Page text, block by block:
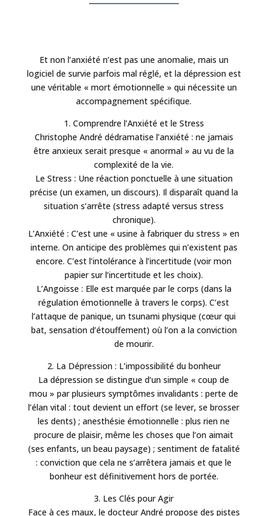
Et non l’anxiété n’est pas une anomalie, mais un
logiciel de survie parfois mal réglé, et la dépression est
une véritable « mort émotionnelle » qui nécessite un
accompagnement spécifique.
1. Comprendre l’Anxiété et le Stress
Christophe André dédramatise l’anxiété : ne jamais
être anxieux serait presque « anormal » au vu de la
complexité de la vie.
Le Stress : Une réaction ponctuelle à une situation
précise (un examen, un discours). Il disparaît quand la
situation s’arrête (stress adapté versus stress
chronique).
L’Anxiété : C’est une « usine à fabriquer du stress » en
interne. On anticipe des problèmes qui n’existent pas
encore. C’est l’intolérance à l’incertitude (voir mon
papier sur l’incertitude et les choix).
L’Angoisse : Elle est marquée par le corps (dans la
régulation émotionnelle à travers le corps). C’est
l’attaque de panique, un tsunami physique (cœur qui
bat, sensation d’étouffement) où l’on a la conviction
de mourir.
2. La Dépression : L’impossibilité du bonheur
La dépression se distingue d’un simple « coup de
mou » par plusieurs symptômes invalidants : perte de
l’élan vital : tout devient un effort (se lever, se brosser
les dents) ; anesthésie émotionnelle : plus rien ne
procure de plaisir, même les choses que l’on aimait
(ses enfants, un beau paysage) ; sentiment de fatalité
: conviction que cela ne s’arrêtera jamais et que le
bonheur est définitivement hors de portée.
3. Les Clés pour Agir
Face à ces maux, le docteur André propose des pistes